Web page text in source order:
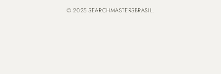
© 2025 SEARCHMASTERSBRASIL.